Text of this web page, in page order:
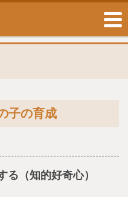
子の育成
る（知的好奇心）